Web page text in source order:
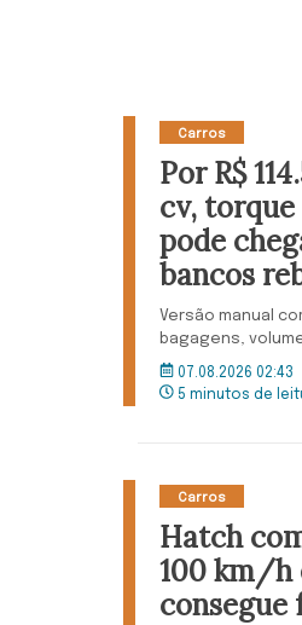
Carros
Por R$
cv,
pode
bancos
Versão manual
bagagens,
07.08.2026 02:43
5 minutos de
Carros
Hatch
100 km/h
consegue